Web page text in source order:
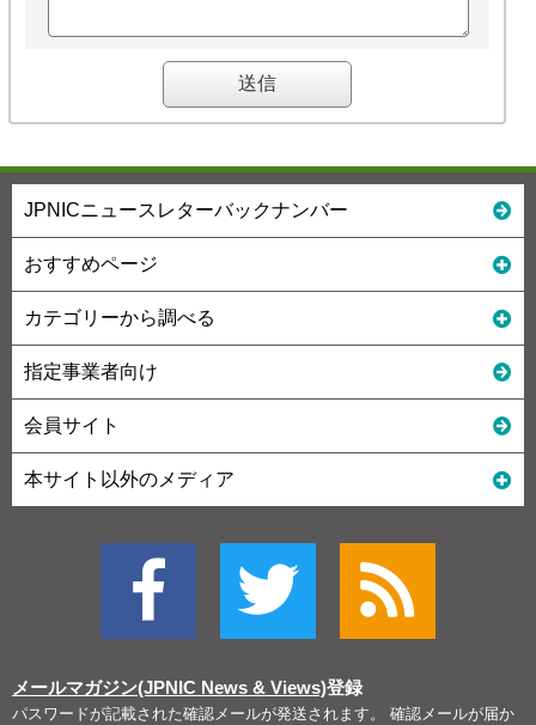
JPNICニュースレターバックナンバー
おすすめページ
カテゴリーから調べる
指定事業者向け
会員サイト
本サイト以外のメディア
メールマガジン(JPNIC News & Views)登録
パスワードが記載された確認メールが発送されます。 確認メールが届か